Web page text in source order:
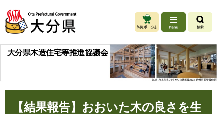
ジ
先
ュ
を
大分県木造住宅等推進協議会
【結果報告】おおいた木の良さを生